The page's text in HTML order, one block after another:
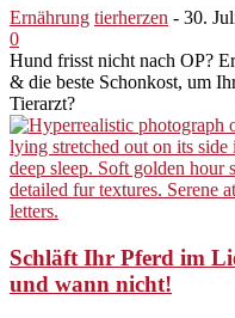
Ernährung tierherzen - 30.
0
Hund frisst nicht nach OP?
& die beste Schonkost, um
Tierarzt?
Schläft Ihr Pferd im
und wann nicht!